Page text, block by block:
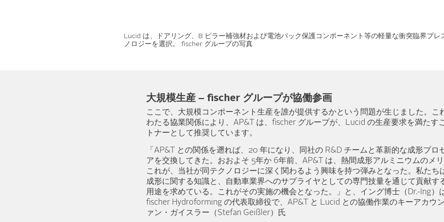
Lucid は、ドアリング、B ピラー補強材および電池パック保護コンポーネント等の軽量な衝突臨界プ
ノロジーを選択。 fischer グループの写真
大規模生産 – fischer グループが協働参画
ここで、大規模コンポーネント生産を誰が提供するかという問題が生じました。こ
わたる協業関係により、AP&T は、fischer グループが、Lucid の生産要求を満たす
トナーとして推奨しています。
「AP&T との関係を遡れば、20 年になり、同社の R&D チームと革新的な成形プロ
アを交換してきた。おおよそ 5年か 6年前、AP&T は、熱間成形アルミニウムのメ
これが、当社が同テクノロジーに深く関わるよう興味を持つ弾みとなった。私たち
成形に関する知識と、自動車業界へのサプライヤとしての専門技量を通じて貢献す
用途を求めている。これがその実施の機会となった。」と、イング博士（Dr.-Ing）
fischer Hydroforming の代表取締役で、AP&T と Lucid との協働作業のキーアカウ
ァン・ガイスラー（Stefan Geißler）氏